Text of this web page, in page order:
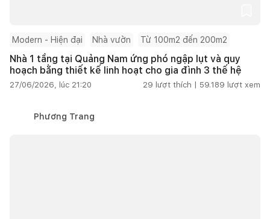
Modern - Hiện đại Nhà vườn Từ 100m2 đến 200m2
Nhà 1 tầng tại Quảng Nam ứng phó ngập lụt và quy
hoạch bằng thiết kế linh hoạt cho gia đình 3 thế hệ
27/06/2026, lúc 21:20 29 lượt thích | 59.189 lượt xem
Phương Trang